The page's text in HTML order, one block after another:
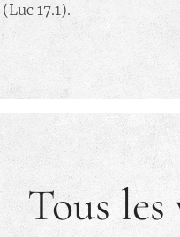
(Luc 17.1).
Tous les